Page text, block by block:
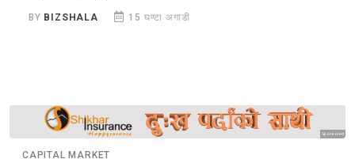
BY BIZSHALA 15 घण्टा अगाडी
Sponsored
CAPITAL MARKET